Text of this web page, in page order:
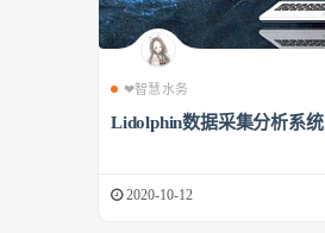
❤智慧水务
Lidolphin数据采集分析系统
2020-10-12